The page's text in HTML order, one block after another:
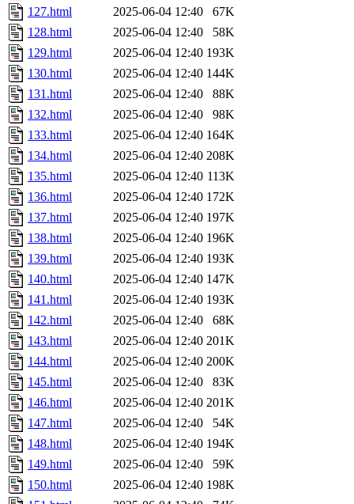
127.html
2025-06-04 12:40
67K
128.html
2025-06-04 12:40
58K
129.html
2025-06-04 12:40 193K
130.html
2025-06-04 12:40 144K
131.html
2025-06-04 12:40
88K
132.html
2025-06-04 12:40
98K
133.html
2025-06-04 12:40 164K
134.html
2025-06-04 12:40 208K
135.html
2025-06-04 12:40 113K
136.html
2025-06-04 12:40 172K
137.html
2025-06-04 12:40 197K
138.html
2025-06-04 12:40 196K
139.html
2025-06-04 12:40 193K
140.html
2025-06-04 12:40 147K
141.html
2025-06-04 12:40 193K
142.html
2025-06-04 12:40
68K
143.html
2025-06-04 12:40 201K
144.html
2025-06-04 12:40 200K
145.html
2025-06-04 12:40
83K
146.html
2025-06-04 12:40 201K
147.html
2025-06-04 12:40
54K
148.html
2025-06-04 12:40 194K
149.html
2025-06-04 12:40
59K
150.html
2025-06-04 12:40 198K